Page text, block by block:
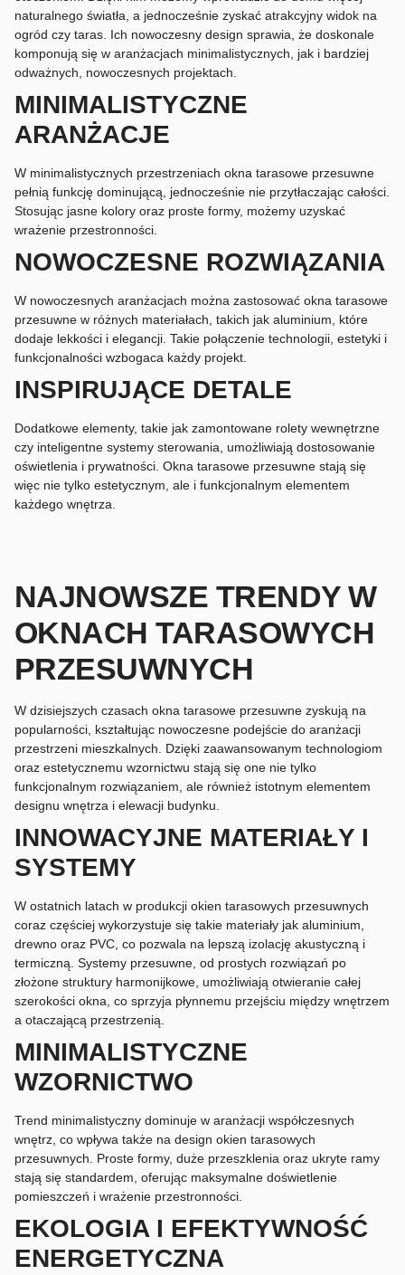
naturalnego światła, a jednocześnie zyskać atrakcyjny widok na
ogród czy taras. Ich nowoczesny design sprawia, że doskonale
komponują się w aranżacjach minimalistycznych, jak i bardziej
odważnych, nowoczesnych projektach.
MINIMALISTYCZNE
ARANŻACJE
W minimalistycznych przestrzeniach okna tarasowe przesuwne
pełnią funkcję dominującą, jednocześnie nie przytłaczając całości.
Stosując jasne kolory oraz proste formy, możemy uzyskać
wrażenie przestronności.
NOWOCZESNE ROZWIĄZANIA
W nowoczesnych aranżacjach można zastosować okna tarasowe
przesuwne w różnych materiałach, takich jak aluminium, które
dodaje lekkości i elegancji. Takie połączenie technologii, estetyki i
funkcjonalności wzbogaca każdy projekt.
INSPIRUJĄCE DETALE
Dodatkowe elementy, takie jak zamontowane rolety wewnętrzne
czy inteligentne systemy sterowania, umożliwiają dostosowanie
oświetlenia i prywatności. Okna tarasowe przesuwne stają się
więc nie tylko estetycznym, ale i funkcjonalnym elementem
każdego wnętrza.
NAJNOWSZE TRENDY W
OKNACH TARASOWYCH
PRZESUWNYCH
W dzisiejszych czasach okna tarasowe przesuwne zyskują na
popularności, kształtując nowoczesne podejście do aranżacji
przestrzeni mieszkalnych. Dzięki zaawansowanym technologiom
oraz estetycznemu wzornictwu stają się one nie tylko
funkcjonalnym rozwiązaniem, ale również istotnym elementem
designu wnętrza i elewacji budynku.
INNOWACYJNE MATERIAŁY I
SYSTEMY
W ostatnich latach w produkcji okien tarasowych przesuwnych
coraz częściej wykorzystuje się takie materiały jak aluminium,
drewno oraz PVC, co pozwala na lepszą izolację akustyczną i
termiczną. Systemy przesuwne, od prostych rozwiązań po
złożone struktury harmonijkowe, umożliwiają otwieranie całej
szerokości okna, co sprzyja płynnemu przejściu między wnętrzem
a otaczającą przestrzenią.
MINIMALISTYCZNE
WZORNICTWO
Trend minimalistyczny dominuje w aranżacji współczesnych
wnętrz, co wpływa także na design okien tarasowych
przesuwnych. Proste formy, duże przeszklenia oraz ukryte ramy
stają się standardem, oferując maksymalne doświetlenie
pomieszczeń i wrażenie przestronności.
EKOLOGIA I EFEKTYWNOŚĆ
ENERGETYCZNA